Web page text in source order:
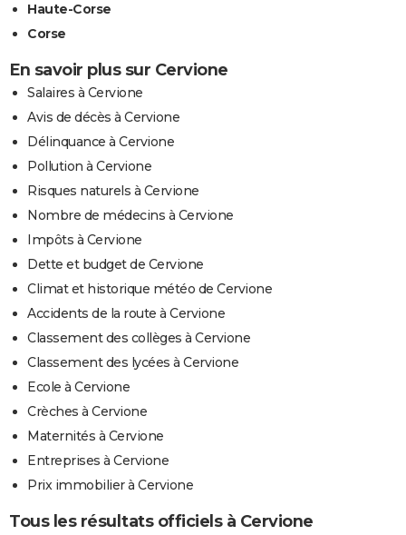
Haute-Corse
Corse
En savoir plus sur Cervione
Salaires à Cervione
Avis de décès à Cervione
Délinquance à Cervione
Pollution à Cervione
Risques naturels à Cervione
Nombre de médecins à Cervione
Impôts à Cervione
Dette et budget de Cervione
Climat et historique météo de Cervione
Accidents de la route à Cervione
Classement des collèges à Cervione
Classement des lycées à Cervione
Ecole à Cervione
Crèches à Cervione
Maternités à Cervione
Entreprises à Cervione
Prix immobilier à Cervione
Tous les résultats officiels à Cervione